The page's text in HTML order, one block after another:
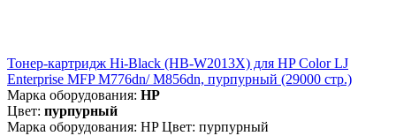
Тонер-картридж Hi-Black (HB-W2013X) для HP Color LJ
Enterprise MFP M776dn/ M856dn, пурпурный (29000 стр.)
Марка оборудования: HP
Цвет: пурпурный
Марка оборудования: HP Цвет: пурпурный